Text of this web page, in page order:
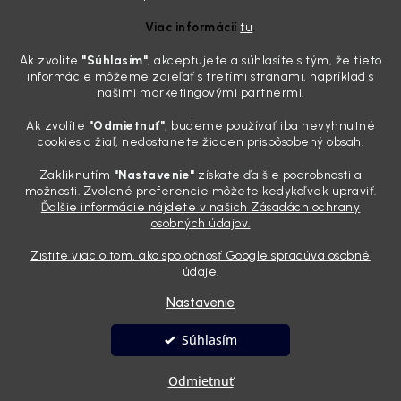
Viac informáciítu.
Ak zvolíte "Súhlasím", akceptujete a súhlasíte s tým, že tieto
informácie môžeme zdieľať s tretími stranami, napríklad s
našimi marketingovými partnermi.
Ak zvolíte "Odmietnuť", budeme používať iba nevyhnutné
cookies a žiaľ, nedostanete žiaden prispôsobený obsah.
Zakliknutím "Nastavenie" získate ďalšie podrobnosti a
možnosti. Zvolené preferencie môžete kedykoľvek upraviť.
Ďalšie informácie nájdete v našich Zásadách ochrany
osobných údajov.
Zistite viac o tom, ako spoločnosť Google spracúva osobné
údaje.
Nastavenie
Odmietnuť
Súhlasím
Sobotné ráno, káva v ruke a pred vami zaprášená kapota. Pre
niekoho nuda, pre nás najlepší relax. Lenže keď si v košíku spočítate
všetky tie fľaštičky, šampóny a utierky, výsledná suma vie poriadne
pokaziť náladu. Dobrá správa je, že aj profi výbava ...
Zabudnite na šmuhy: 7 overených vychytávok, ktoré z
28.7.2026
Poznáte ten pocit. Sobota ráno, slnko sa oprie do laku a vy namiesto
radosti vidíte len šedý povlak, zaschnuté kvapky a kolesá čierne od
bodu B, ale pre nás je to vizitka. Nič nepoka...
Vytvoril Shoptet
nastavenie cookies